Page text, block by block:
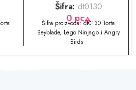
Šifra: dt0130
0 рсд
​​​​Šifra proizvoda: dt0130 Torta
Beyblade, Lego Ninjago i Angry
Birds